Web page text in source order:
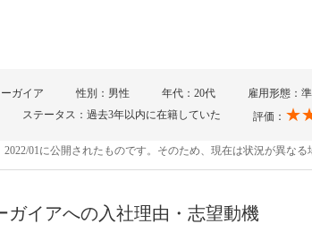
ガイア 性別：男性 年代：20代
雇用形態：
ステータス：過去3年以内に在籍していた 評価：
01に公開されたものです。そのため、現在は状況が異なる
ガイアへの入社理由・志望動機